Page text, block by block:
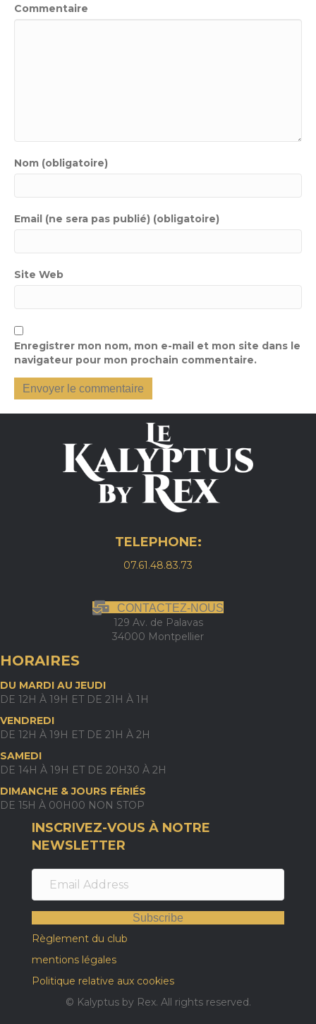
Commentaire
Nom (obligatoire)
Email (ne sera pas publié) (obligatoire)
Site Web
Enregistrer mon nom, mon e-mail et mon site dans le
navigateur pour mon prochain commentaire.
TELEPHONE:
07.61.48.83.73
CONTACTEZ-NOUS
129 Av. de Palavas
34000 Montpellier
HORAIRES
DU MARDI AU JEUDI
DE 12H À 19H ET DE 21H À 1H
VENDREDI
DE 12H À 19H ET DE 21H À 2H
SAMEDI
DE 14H À 19H ET DE 20H30 À 2H
DIMANCHE & JOURS FÉRIÉS
DE 15H À 00H00 NON STOP
INSCRIVEZ-VOUS À NOTRE
NEWSLETTER
Subscribe
Règlement du club
mentions légales
Politique relative aux cookies
© Kalyptus by Rex. All rights reserved.